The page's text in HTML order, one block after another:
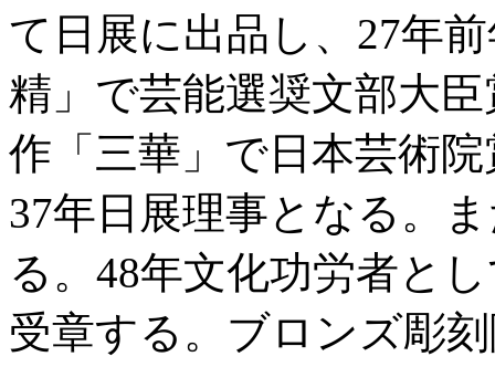
て日展に出品し、27年
精」で芸能選奨文部大
作「三華」で日本芸術
37年日展理事となる。
る。48年文化功労者と
受章する。ブロンズ彫